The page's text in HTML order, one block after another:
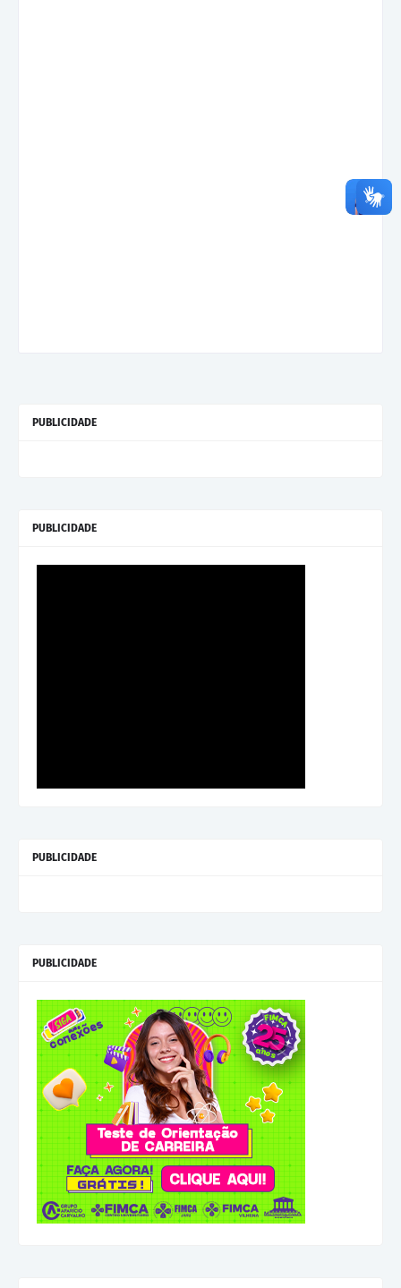
PUBLICIDADE
PUBLICIDADE
PUBLICIDADE
PUBLICIDADE